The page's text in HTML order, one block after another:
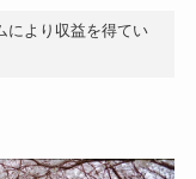
により収益を得てい